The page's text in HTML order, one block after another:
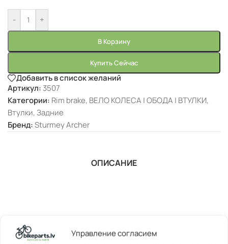
Управление согласием
- +
В Корзину
Купить Сейчас
Добавить в список желаний
Артикул: 3507
Категории: Rim brake, ВЕЛО КОЛЕСА | ОБОДА | ВТУЛКИ,
Втулки,Задние
Бренд:Sturmey Archer
ОПИСАНИЕ